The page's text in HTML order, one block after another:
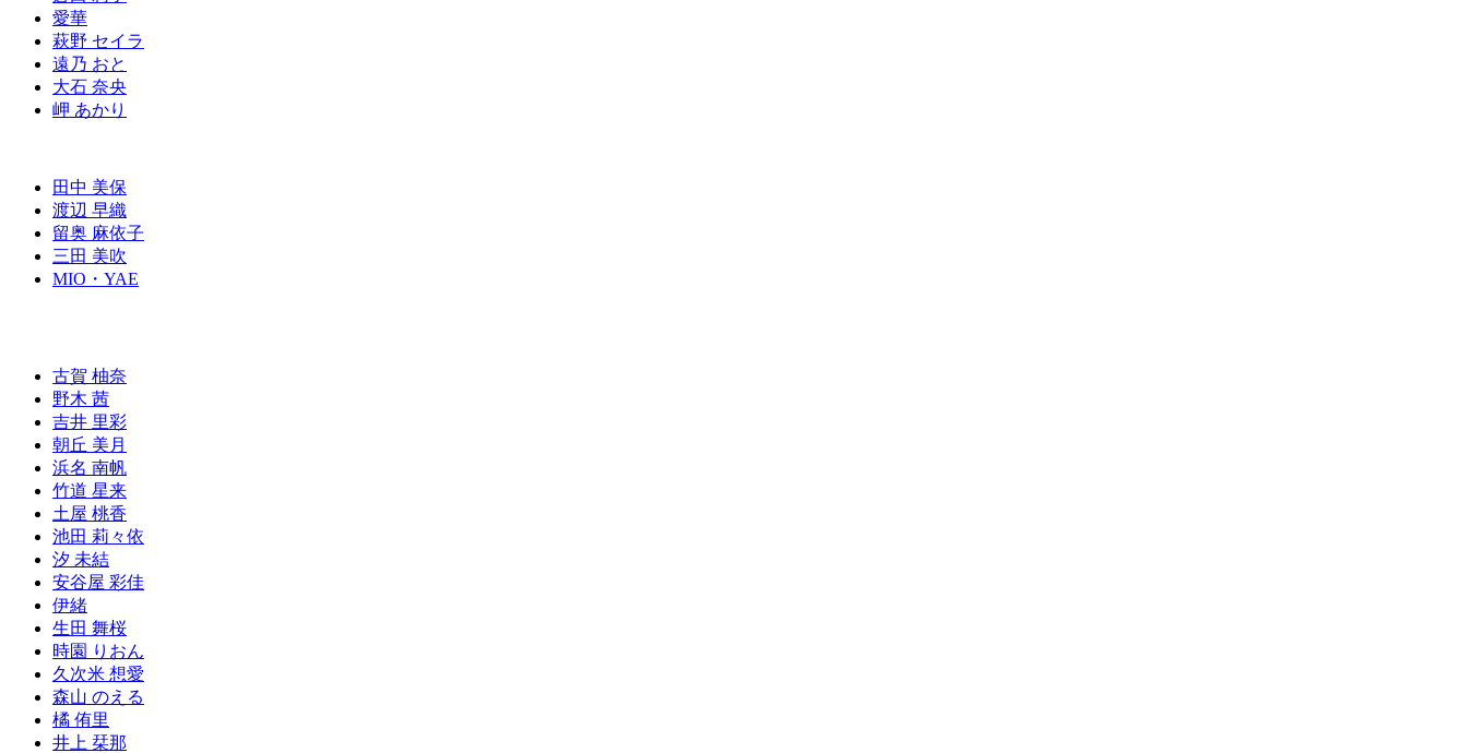
愛華
萩野 セイラ
遠乃 おと
大石 奈央
岬 あかり
田中 美保
渡辺 早織
留奥 麻依子
三田 美吹
MIO・YAE
古賀 柚奈
野木 茜
吉井 里彩
朝丘 美月
浜名 南帆
竹道 星来
土屋 桃香
池田 莉々依
汐 未結
安谷屋 彩佳
伊緒
生田 舞桜
時園 りおん
久次米 想愛
森山 のえる
橘 侑里
井上 栞那